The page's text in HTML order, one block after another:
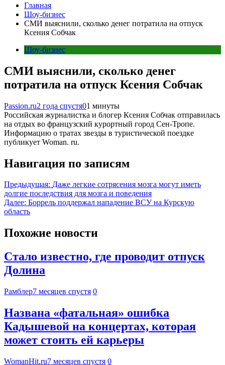
Главная
Шоу-бизнес
СМИ выяснили, сколько денег потратила на отпуск
Ксения Собчак
Шоу-бизнес
СМИ выяснили, сколько денег
потратила на отпуск Ксения Собчак
Passion.ru2 года спустя01 минуты
Российская журналистка и блогер Ксения Собчак отправилась
на отдых во французский курортный город Сен-Тропе.
Информацию о тратах звезды в туристической поездке
публикует Woman. ru.
Навигация по записям
Предыдущая: Даже легкие сотрясения мозга могут иметь
долгие последствия для мозга и поведения
Далее: Боррель поддержал нападение ВСУ на Курскую
область
Похожие новости
Стало известно, где проводит отпуск
Долина
Рамблер7 месяцев спустя 0
Названа «фатальная» ошибка
Кадышевой на концертах, которая
может стоить ей карьеры
WomanHit.ru7 месяцев спустя 0